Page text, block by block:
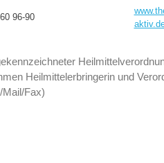
96-90
Heilmittelerbringerin und
Mail/Fax)